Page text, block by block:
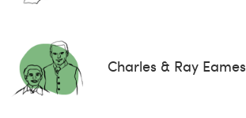
Charles & Ray Eames